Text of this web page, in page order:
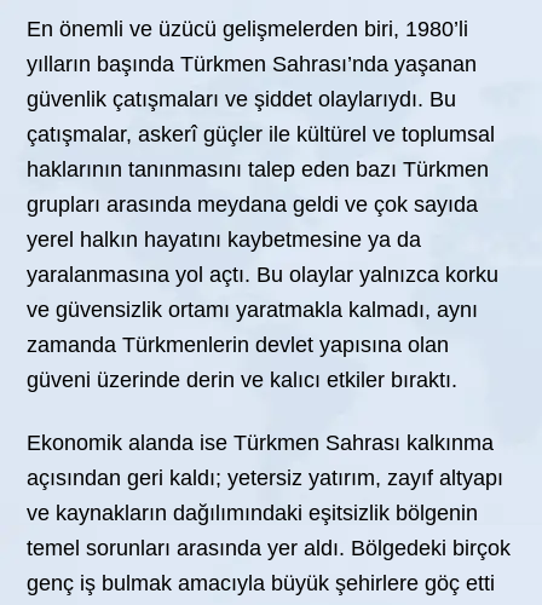
En önemli ve üzücü gelişmelerden biri, 1980’li
yılların başında Türkmen Sahrası’nda yaşanan
güvenlik çatışmaları ve şiddet olaylarıydı. Bu
çatışmalar, askerî güçler ile kültürel ve toplumsal
haklarının tanınmasını talep eden bazı Türkmen
grupları arasında meydana geldi ve çok sayıda
yerel halkın hayatını kaybetmesine ya da
yaralanmasına yol açtı. Bu olaylar yalnızca korku
ve güvensizlik ortamı yaratmakla kalmadı, aynı
zamanda Türkmenlerin devlet yapısına olan
güveni üzerinde derin ve kalıcı etkiler bıraktı.
Ekonomik alanda ise Türkmen Sahrası kalkınma
açısından geri kaldı; yetersiz yatırım, zayıf altyapı
ve kaynakların dağılımındaki eşitsizlik bölgenin
temel sorunları arasında yer aldı. Bölgedeki birçok
genç iş bulmak amacıyla büyük şehirlere göç etti